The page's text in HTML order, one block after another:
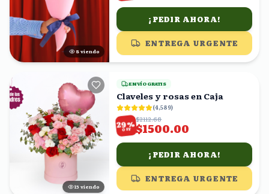
8 viendo
¡PEDIR AHORA!
ENTREGA URGENTE
14 viendo
ENVÍO GRATIS
Claveles y rosas en Caja
(4,589)
29%
OFF
$2112.68
$1500.00
¡PEDIR AHORA!
ENTREGA URGENTE